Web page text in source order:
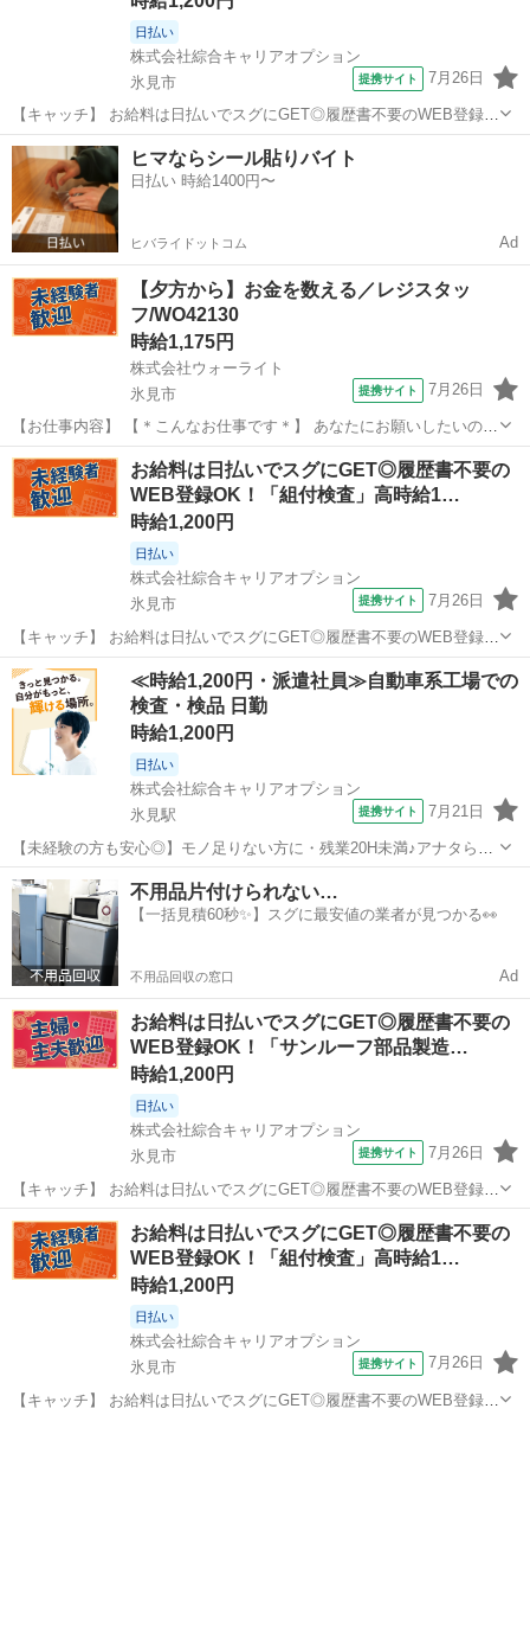
日払い
株式会社綜合キャリアオプション
氷見市
提携サイト 7月26日
【キャッチ】 お給料は日払いでスグにGET◎履歴書不要のWEB登録
OK！「サンルーフ部品製造」高時給1200円～1500円！氷見周辺！20
代～40代のスタッフが多数活躍中★ 【コメント】 製造のお仕事をお探
しにおススメ♪ ...
富山 氷見市 工場
ヒマならシール貼りバイト
日払い 時給1400円〜
ヒバライドットコム Ad
【夕方から】お金を数える／レジスタッ
フ/WO42130
時給1,175円
株式会社ウォーライト
氷見市
提携サイト 7月26日
【お仕事内容】 【＊こんなお仕事です＊】 あなたにお願いしたいの
は、 「レジ対応」のお仕事です。 （1）商品のバーコードを読み取り
ます。 （2）合計金額をお伝えしお会計します。 （3）おつりとレシー
トをお渡しします。 ...
富山 氷見市 その他
お給料は日払いでスグにGET◎履歴書不要の
WEB登録OK！「組付検査」高時給1…
時給1,200円
日払い
株式会社綜合キャリアオプション
氷見市
提携サイト 7月26日
【キャッチ】 お給料は日払いでスグにGET◎履歴書不要のWEB登録
OK！「組付検査」高時給1200円！氷見周辺！20代～40代のスタッフ
が多数活躍中★ 【コメント】 ＼大手人材派遣会社で働きませんか♪／
「新しい職場は不...
富山 氷見市 工場
≪時給1,200円・派遣社員≫自動車系工場での
検査・検品 日勤
時給1,200円
日払い
株式会社綜合キャリアオプション
氷見駅
提携サイト 7月21日
【未経験の方も安心◎】モノ足りない方に・残業20H未満♪アナタらし
く♪髪型自由☆ 機械オペレーター 【業務内容詳細】 自動車のサンルー
フフレームの製造、プレス・加工・組付け・検査、軽い製品を扱いま
す。 【取扱製品情報】...
富山 氷見市 氷見駅 その他
不用品片付けられない…
【一括見積60秒✨】スグに最安値の業者が見つかる👀
不用品回収の窓口 Ad
お給料は日払いでスグにGET◎履歴書不要の
WEB登録OK！「サンルーフ部品製造…
時給1,200円
日払い
株式会社綜合キャリアオプション
氷見市
提携サイト 7月26日
【キャッチ】 お給料は日払いでスグにGET◎履歴書不要のWEB登録
OK！「サンルーフ部品製造」高時給1200円！氷見周辺！20代～40代
のスタッフが多数活躍中★ 【コメント】 ＼大手人材派遣会社で働きま
せんか♪／ 「新し...
富山 氷見市 工場
お給料は日払いでスグにGET◎履歴書不要の
WEB登録OK！「組付検査」高時給1…
時給1,200円
日払い
株式会社綜合キャリアオプション
氷見市
提携サイト 7月26日
【キャッチ】 お給料は日払いでスグにGET◎履歴書不要のWEB登録